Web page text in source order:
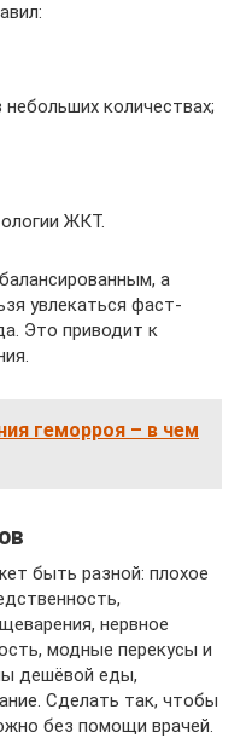
количествах;
ЖКТ.
а
увлекаться фаст-
Это приводит к
геморроя – в чем
быть разной: плохое
нервное
модные перекусы и
дешёвой еды,
Сделать так, чтобы
без помощи врачей.